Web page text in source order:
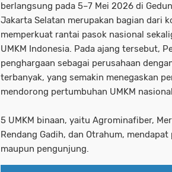
berlangsung pada 5–7 Mei 2026 di
Jakarta Selatan merupakan bagian dari
memperkuat rantai pasok nasional
UMKM Indonesia. Pada ajang tersebut,
penghargaan sebagai perusahaan
terbanyak, yang semakin menegaskan
mendorong pertumbuhan UMKM
5 UMKM binaan, yaitu Agrominafiber,
Rendang Gadih, dan Otrahum,
maupun pengunjung.